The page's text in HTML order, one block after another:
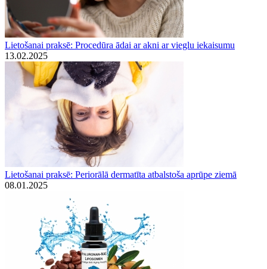
Lietošanai praksē: Procedūra ādai ar akni ar vieglu iekaisumu
13.02.2025
Lietošanai praksē: Periorālā dermatīta atbalstoša aprūpe ziemā
08.01.2025